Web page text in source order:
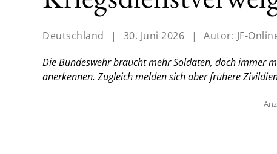
Deutschland | 30. Juni 2026 | Autor: JF-
Die Bundeswehr braucht mehr Soldaten, doch immer
anerkennen. Zugleich melden sich aber frühere